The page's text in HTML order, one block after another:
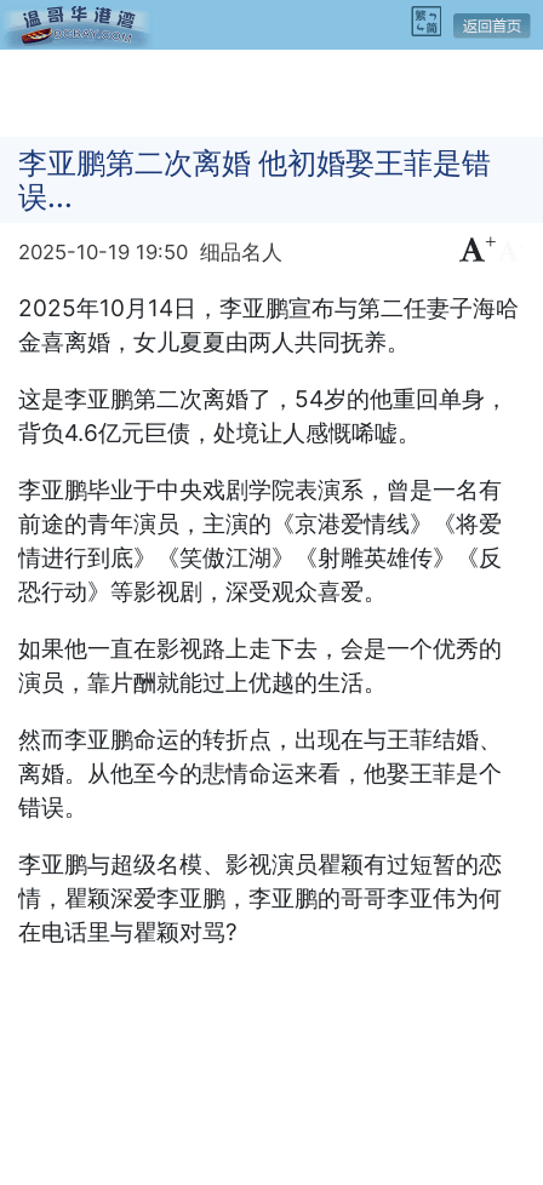
李亚鹏第二次离婚 他初婚娶王菲是错
误...
2025-10-19 19:50 细品名人 +
2025年10月14日，李亚鹏宣布与第二任妻子海哈
金喜离婚，女儿夏夏由两人共同抚养。
这是李亚鹏第二次离婚了，54岁的他重回单身，
背负4.6亿元巨债，处境让人感慨唏嘘。
李亚鹏毕业于中央戏剧学院表演系，曾是一名有
前途的青年演员，主演的《京港爱情线》《将爱
情进行到底》《笑傲江湖》《射雕英雄传》《反
恐行动》等影视剧，深受观众喜爱。
如果他一直在影视路上走下去，会是一个优秀的
演员，靠片酬就能过上优越的生活。
然而李亚鹏命运的转折点，出现在与王菲结婚、
离婚。从他至今的悲情命运来看，他娶王菲是个
错误。
李亚鹏与超级名模、影视演员瞿颖有过短暂的恋
情，瞿颖深爱李亚鹏，李亚鹏的哥哥李亚伟为何
在电话里与瞿颖对骂?